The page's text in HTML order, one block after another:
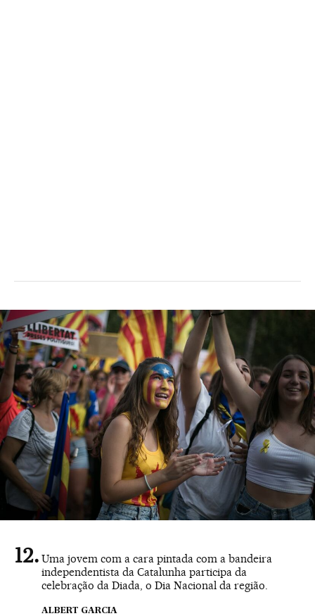
Uma jovem com a cara pintada com a bandeira
independentista da Catalunha participa da
celebração da Diada, o Dia Nacional da região.
ALBERT GARCIA